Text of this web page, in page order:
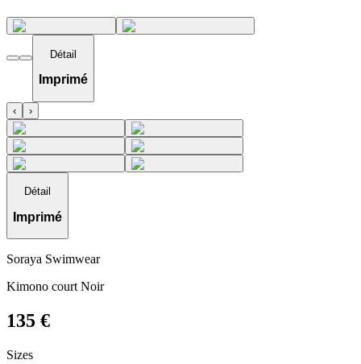
Détail
Imprimé
‹ ›
Détail
Imprimé
Soraya Swimwear
Kimono court Noir
135 €
Sizes